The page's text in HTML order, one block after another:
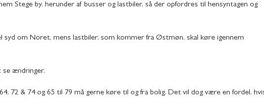
Stege by, herunder af busser og lastbiler, så der opfordres til hensyntagen og
syd om Noret, mens lastbiler, som kommer fra Østmøn, skal køre igennem
se ændringer.
72 & 74 og 65 til 79 må gerne køre til og fra bolig. Det vil dog være en fordel,